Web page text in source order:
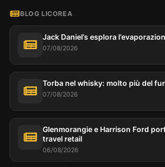
BLOG LICOREA
Jack Daniel’s esplora
07/08/2026
Torba nel whisky: molto più del
07/08/2026
Glenmorangie e Harrison Ford
travel retail
06/08/2026